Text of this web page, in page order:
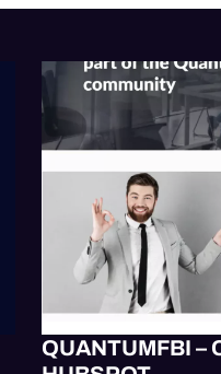
DISEÑO EMAIL
QUANTUMFBI –